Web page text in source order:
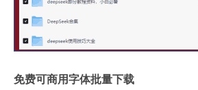
免费可商用字体批量下载